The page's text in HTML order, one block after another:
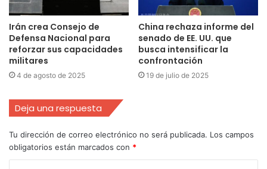
Irán crea Consejo de
Defensa Nacional para
reforzar sus capacidades
militares
4 de agosto de 2025
China rechaza informe del
senado de EE. UU. que
busca intensificar la
confrontación
19 de julio de 2025
Deja una respuesta
Tu dirección de correo electrónico no será publicada. Los campos
obligatorios están marcados con *